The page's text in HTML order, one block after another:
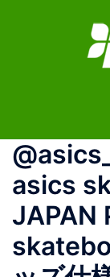
ス
asics
JAPAN